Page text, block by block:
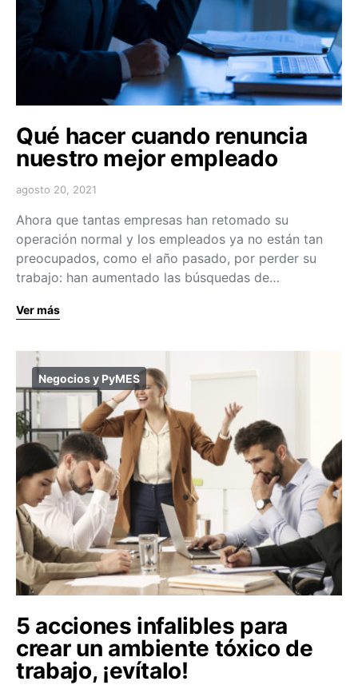
Qué hacer cuando renuncia
nuestro mejor empleado
agosto 20, 2021
Ahora que tantas empresas han retomado su
operación normal y los empleados ya no están tan
preocupados, como el año pasado, por perder su
trabajo: han aumentado las búsquedas de…
Ver más
Negocios y PyMES
5 acciones infalibles para
crear un ambiente tóxico de
trabajo, ¡evítalo!